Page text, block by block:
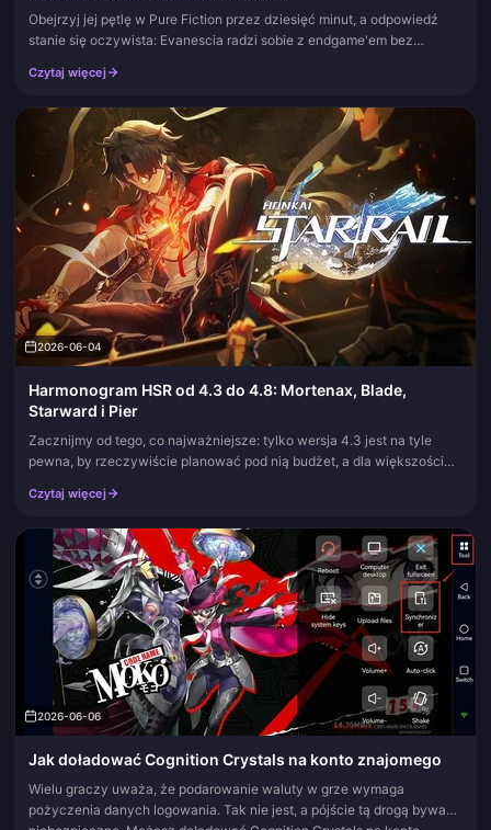
Obejrzyj jej pętlę w Pure Fiction przez dziesięć minut, a odpowiedź
stanie się oczywista: Evanescia radzi sobie z endgame'em bez
więc...
Czytaj więcej
2026-06-04
Harmonogram HSR od 4.3 do 4.8: Mortenax, Blade,
Starward i Pier
Zacznijmy od tego, co najważniejsze: tylko wersja 4.3 jest na tyle
pewna, by rzeczywiście planować pod nią budżet, a dla większości
Czytaj więcej
2026-06-06
Jak doładować Cognition Crystals na konto znajomego
Wielu graczy uważa, że podarowanie waluty w grze wymaga
pożyczenia danych logowania. Tak nie jest, a pójście tą drogą bywa